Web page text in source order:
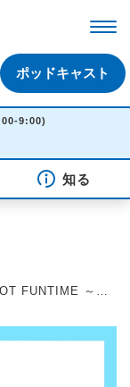
ポッドキャスト
9:00)
知る
ラベラシ聖子 レポート vol.38～